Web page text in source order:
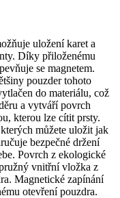
uložení karet a
Díky přiloženému
se magnetem.
pouzder tohoto
do materiálu, což
a vytváří povrch
kterou lze cítit prsty.
můžete uložit jak
bezpečné držení
Povrch z ekologické
vnitřní vložka z
Magnetické zapínání
otevření pouzdra.